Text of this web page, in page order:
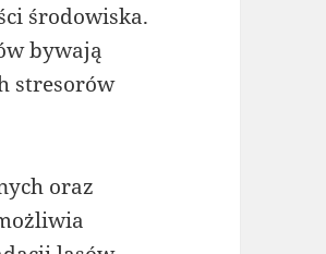
środowiska.
bywają
stresorów
oraz